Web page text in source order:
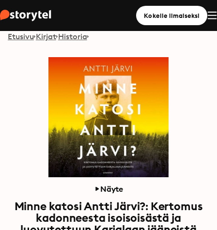
Kokeile ilmaiseksi
Etusivu Kirjat Historia
Näyte
Minne katosi Antti Järvi?: Kertomus
kadonneesta isoisoisästä ja